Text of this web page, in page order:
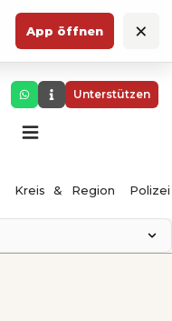
App öffnen ×
Unterstützen
Kreis & Region Polizei